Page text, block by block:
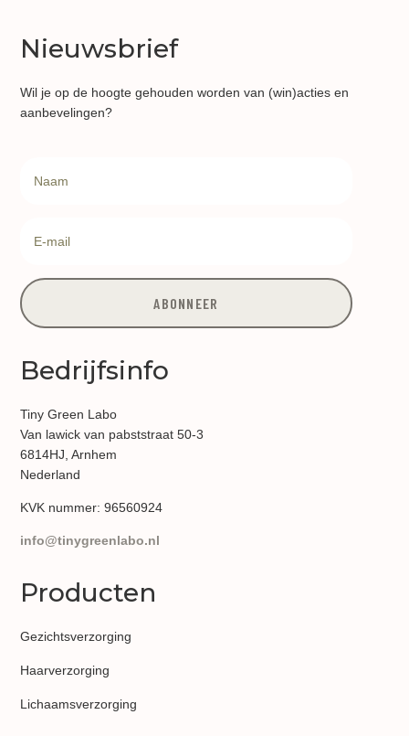
Nieuwsbrief
Wil je op de hoogte gehouden worden van (win)acties en
aanbevelingen?
ABONNEER
Bedrijfsinfo
Tiny Green Labo
Van lawick van pabststraat 50-3
6814HJ, Arnhem
Nederland
KVK nummer:96560924
info@tinygreenlabo.nl
Producten
Gezichtsverzorging
Haarverzorging
Lichaamsverzorging